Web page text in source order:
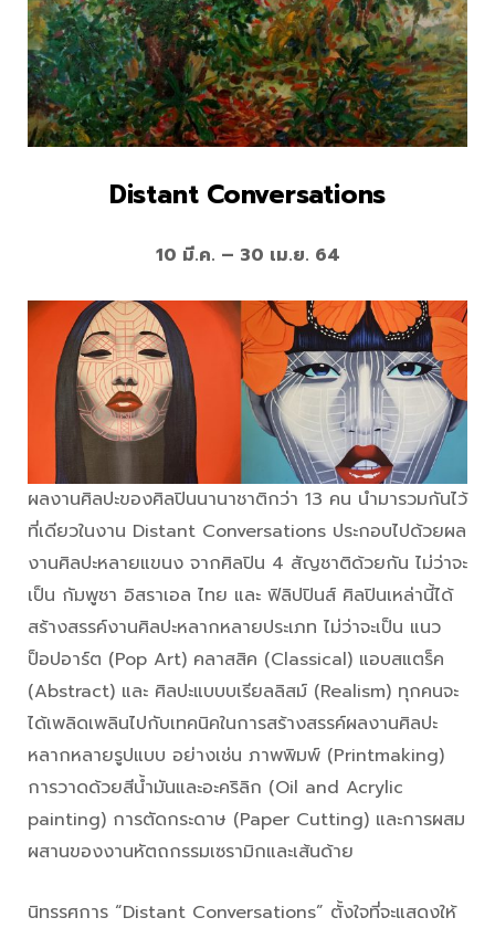
Distant Conversations
10 มี.ค. – 30 เม.ย. 64
ผลงานศิลปะของศิลปินนานาชาติกว่า 13 คน นำมารวมกันไว้
ที่เดียวในงาน Distant Conversations ประกอบไปด้วยผล
งานศิลปะหลายแขนง จากศิลปิน 4 สัญชาติด้วยกัน ไม่ว่าจะ
เป็น กัมพูชา อิสราเอล ไทย และ ฟิลิปปินส์ ศิลปินเหล่านี้ได้
สร้างสรรค์งานศิลปะหลากหลายประเภท ไม่ว่าจะเป็น แนว
ป็อปอาร์ต (Pop Art) คลาสสิค (Classical) แอบสแตร็ค
(Abstract) และ ศิลปะแบบบเรียลลิสม์ (Realism) ทุกคนจะ
ได้เพลิดเพลินไปกับเทคนิคในการสร้างสรรค์ผลงานศิลปะ
หลากหลายรูปแบบ อย่างเช่น ภาพพิมพ์ (Printmaking)
การวาดด้วยสีน้ำมันและอะคริลิก (Oil and Acrylic
painting) การตัดกระดาษ (Paper Cutting) และการผสม
ผสานของงานหัตถกรรมเซรามิกและเส้นด้าย
นิทรรศการ “Distant Conversations” ตั้งใจที่จะแสดงให้